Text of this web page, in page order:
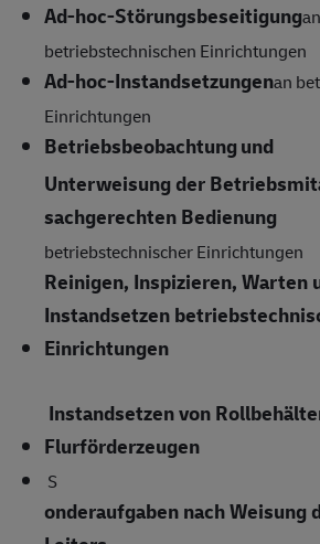
Ad-hoc-Störungsbeseitigungan
betriebstechnischen Einrichtungen
Ad-hoc-Instandsetzungenan
Einrichtungen
Betriebsbeobachtungund
Unterweisung der
sachgerechten Bedienung
betriebstechnischer Einrichtungen
Reinigen, Inspizieren, Warten
Instandsetzen
Einrichtungen
Instandsetzen von
Flurförderzeugen
S
onderaufgaben nach Weisung